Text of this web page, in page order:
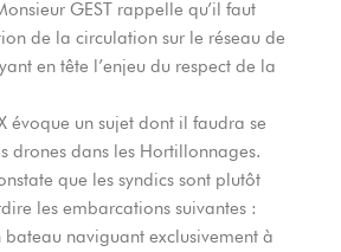
GEST rappelle qu’il faut
de la circulation sur le réseau de
en tête l’enjeu du respect de la
évoque un sujet dont il faudra se
drones dans les Hortillonnages.
que les syndics sont plutôt
les embarcations suivantes :
naviguant exclusivement à